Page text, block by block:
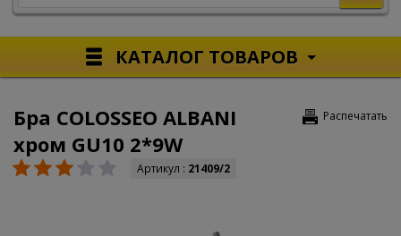
КАТАЛОГ ТОВАРОВ
Распечатать
Бра COLOSSEO ALBANI
хром GU10 2*9W
Артикул : 21409/2